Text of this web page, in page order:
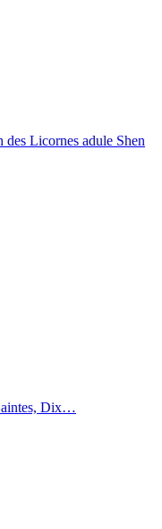
Licornes adule Shen
Dix…